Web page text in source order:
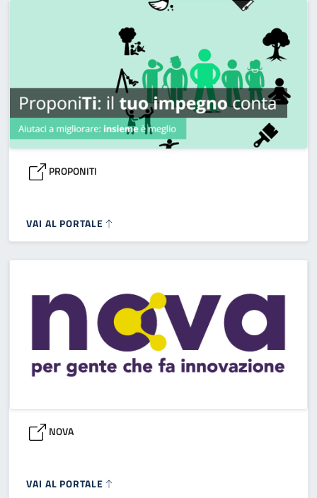
PROPONITI
VAI AL PORTALE
NOVA
VAI AL PORTALE